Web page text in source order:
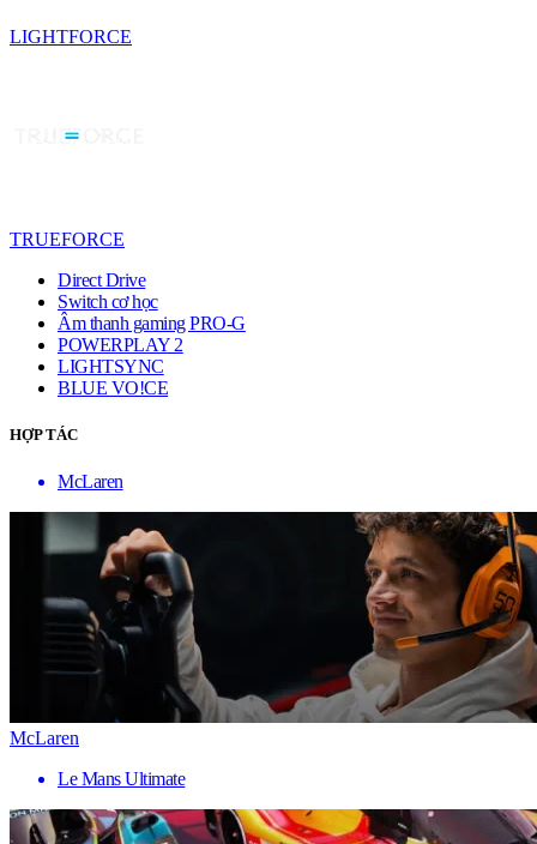
LIGHTFORCE
TRUEFORCE
Direct Drive
Switch cơ học
Âm thanh gaming PRO-G
POWERPLAY 2
LIGHTSYNC
BLUE VO!CE
HỢP TÁC
McLaren
McLaren
Le Mans Ultimate